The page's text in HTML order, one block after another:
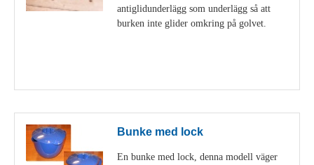
antiglidunderlägg som underlägg så att
burken inte glider omkring på golvet.
Bunke med lock
En bunke med lock, denna modell väger